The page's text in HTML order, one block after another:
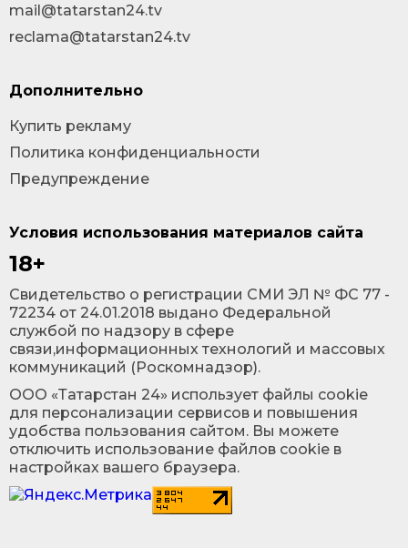
Условия использования материалов сайта
18+
Cвидетельство о регистрации СМИ ЭЛ № ФС 77 -
72234 от 24.01.2018 выдано Федеральной
службой по надзору в сфере
связи,информационных технологий и массовых
коммуникаций (Роскомнадзор).
ООО «Татарстан 24» использует файлы cookie
для персонализации сервисов и повышения
удобства пользования сайтом. Вы можете
отключить использование файлов cookie в
настройках вашего браузера.
mail@tatarstan24.tv
reclama@tatarstan24.tv
Дополнительно
Купить рекламу
Политика конфиденциальности
Предупреждение